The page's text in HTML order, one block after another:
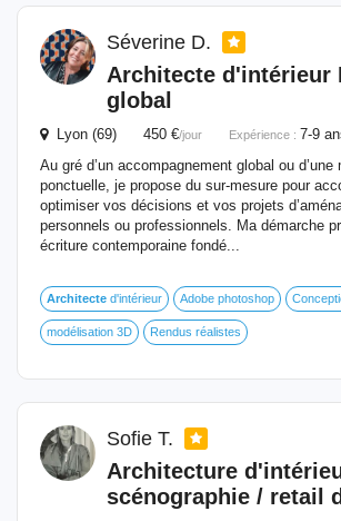
Séverine D.
Architecte d'intérieur
global
Lyon (69) 450 €/jour Expérience : 7-9
Au gré d’un accompagnement global ou d’une
ponctuelle, je propose du sur-mesure pour
optimiser vos décisions et vos projets
personnels ou professionnels. Ma démarche
écriture contemporaine fondé...
Architecte d'intérieur Adobe photoshop
modélisation 3D Rendus réalistes
Sofie T.
Architecture
scénographie / retail